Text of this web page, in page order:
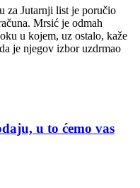
za Jutarnji list je poručio
Mrsić je odmah
u kojem, uz ostalo, kaže
je njegov izbor uzdrmao
u to ćemo vas